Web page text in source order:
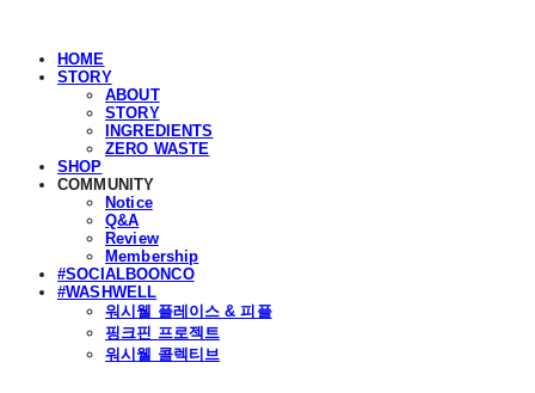
HOME
STORY
ABOUT
STORY
INGREDIENTS
ZERO WASTE
SHOP
COMMUNITY
Notice
Q&A
Review
Membership
#SOCIALBOONCO
#WASHWELL
워시웰 플레이스 & 피플
핑크핀 프로젝트
워시웰 콜렉티브